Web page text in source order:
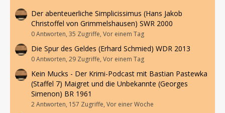
Der abenteuerliche Simplicissimus (Hans Jakob
Christoffel von Grimmelshausen) SWR 2000
0 Antworten, 35 Zugriffe, Vor einem Tag
Die Spur des Geldes (Erhard Schmied) WDR 2013
0 Antworten, 29 Zugriffe, Vor einem Tag
Kein Mucks - Der Krimi-Podcast mit Bastian Pastewka
(Staffel 7) Maigret und die Unbekannte (Georges
Simenon) BR 1961
2 Antworten, 157 Zugriffe, Vor einer Woche